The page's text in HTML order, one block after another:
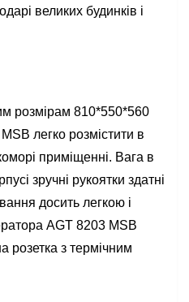
великих будинків і
розмірам 810*550*560
легко розмістити в
приміщенні. Вага в
зручні рукоятки здатні
досить легкою і
AGT 8203 MSB
розетка з термічним